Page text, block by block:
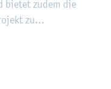
bie­tet zudem die
zu…